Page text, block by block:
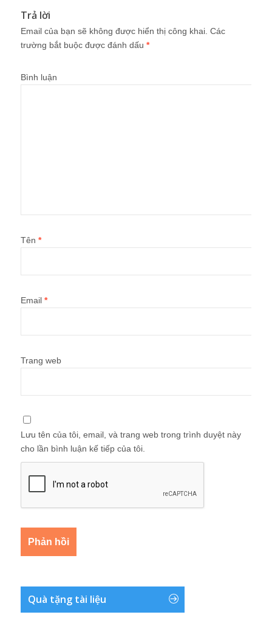
Trả lời
Email của bạn sẽ không được hiển thị công khai. Các
trường bắt buộc được đánh dấu *
Bình luận
Tên *
Email *
Trang web
Lưu tên của tôi, email, và trang web trong trình duyệt này
cho lần bình luận kế tiếp của tôi.
Quà tặng tài liệu